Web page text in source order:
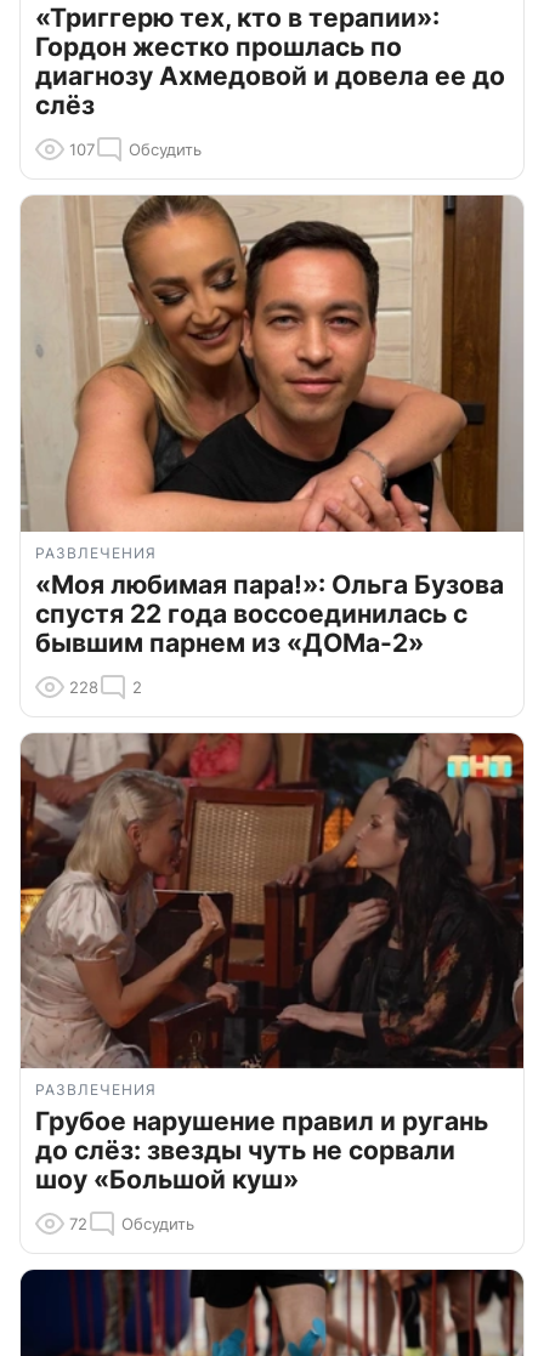
«Триггерю тех, кто в терапии»:
Гордон жестко прошлась по
диагнозу Ахмедовой и довела ее до
слёз
107 Обсудить
РАЗВЛЕЧЕНИЯ
«Моя любимая пара!»: Ольга Бузова
спустя 22 года воссоединилась с
бывшим парнем из «ДОМа-2»
228 2
РАЗВЛЕЧЕНИЯ
Грубое нарушение правил и ругань
до слёз: звезды чуть не сорвали
шоу «Большой куш»
72 Обсудить